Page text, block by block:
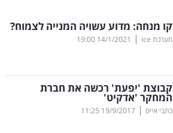
קו מנחה: מדוע עשויה המנייה לצמוח?
מערכת ice |
14/1/2021
19:00
קבוצת 'יפעת' רכשה את חברת
המחקר 'אדקיט'
כתבי אייס |
19/9/2017
11:25